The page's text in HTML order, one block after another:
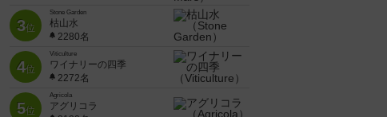
3位
Stone Garden
枯山水
2280名
4位
Viticulture
ワイナリーの四季
2272名
5位
Agricola
アグリコラ